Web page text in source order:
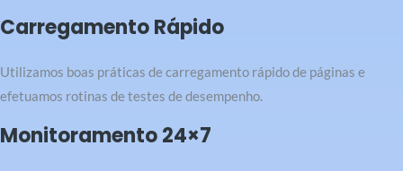
Carregamento Rápido
Utilizamos boas práticas de carregamento rápido de páginas e
efetuamos rotinas de testes de desempenho.
Monitoramento 24×7